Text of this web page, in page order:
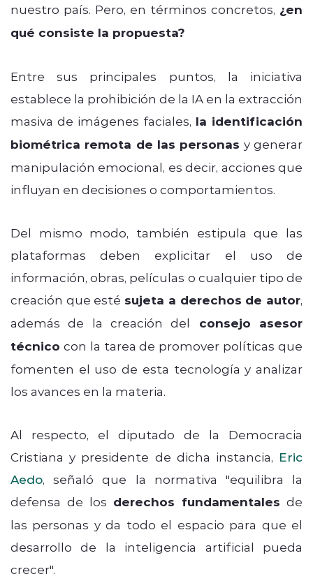
nuestro país. Pero, en términos concretos, ¿en
qué consiste la propuesta?
Entre sus principales puntos, la iniciativa
establece la prohibición de la IA en la extracción
masiva de imágenes faciales, la identificación
biométrica remota de las personas y generar
manipulación emocional, es decir, acciones que
influyan en decisiones o comportamientos.
Del mismo modo, también estipula que las
plataformas deben explicitar el uso de
información, obras, películas o cualquier tipo de
creación que esté sujeta a derechos de autor,
además de la creación del
consejo asesor
técnico con la tarea de promover políticas que
fomenten el uso de esta tecnología y analizar
los avances en la materia.
Al respecto, el diputado de la Democracia
Cristiana y presidente de dicha instancia, Eric
Aedo, señaló que la normativa "equilibra la
defensa de los derechos fundamentales de
las personas y da todo el espacio para que el
desarrollo de la inteligencia artificial pueda
crecer".